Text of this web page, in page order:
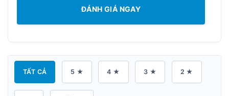
ĐÁNH GIÁ NGAY
TẤT CẢ 5 ★ 4 ★ 3 ★ 2 ★